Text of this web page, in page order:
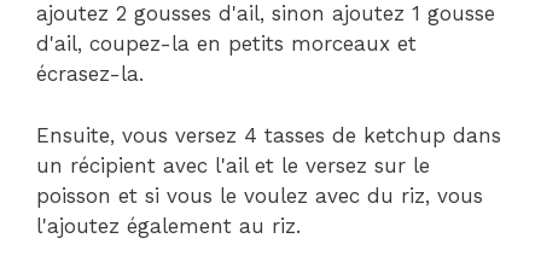
ajoutez 2 gousses d'ail, sinon ajoutez 1 gousse
d'ail, coupez-la en petits morceaux et
écrasez-la.
Ensuite, vous versez 4 tasses de ketchup dans
un récipient avec l'ail et le versez sur le
poisson et si vous le voulez avec du riz, vous
l'ajoutez également au riz.